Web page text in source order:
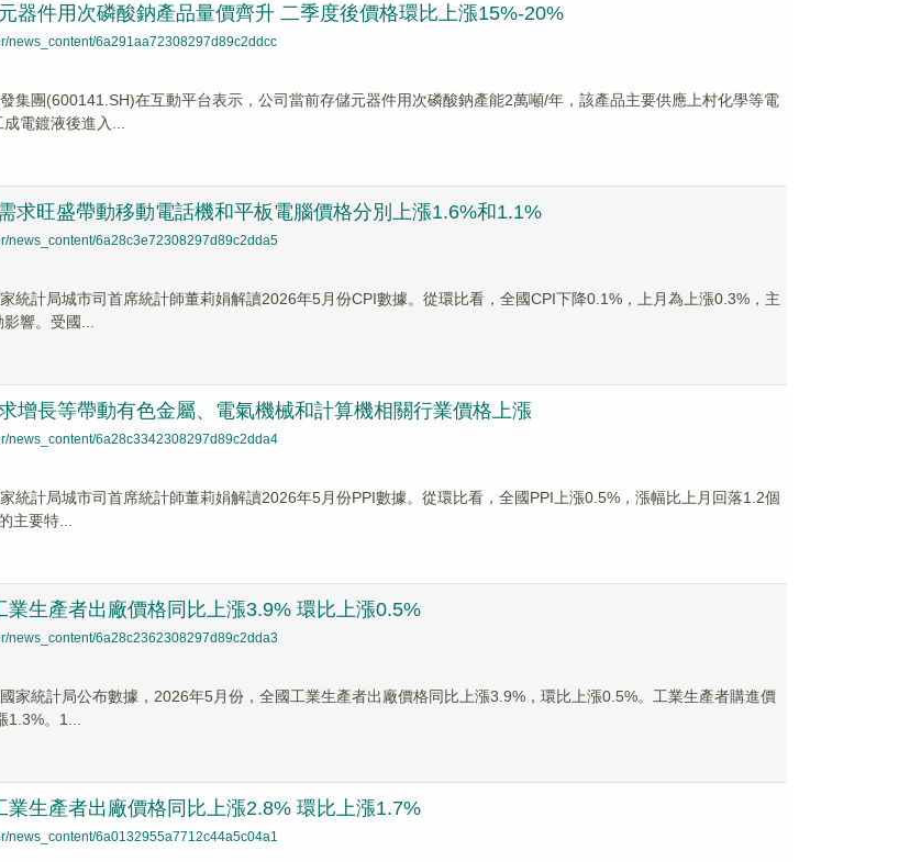
器件用次磷酸鈉產品量價齊升 二季度後價格環比上漲15%-20%
news_content/6a291aa72308297d89c2ddcc
發集團(600141.SH)在互動平台表示，公司當前存儲元器件用次磷酸鈉產能2萬噸/年，該產品主要供應上村化學等電
電鍍液後進入...
求旺盛帶動移動電話機和平板電腦價格分別上漲1.6%和1.1%
news_content/6a28c3e72308297d89c2dda5
統計局城市司首席統計師董莉娟解讀2026年5月份CPI數據。從環比看，全國CPI下降0.1%，上月為上漲0.3%，主
響。受國...
增長等帶動有色金屬、電氣機械和計算機相關行業價格上漲
news_content/6a28c3342308297d89c2dda4
統計局城市司首席統計師董莉娟解讀2026年5月份PPI數據。從環比看，全國PPI上漲0.5%，漲幅比上月回落1.2個
主要特...
業生產者出廠價格同比上漲3.9% 環比上漲0.5%
news_content/6a28c2362308297d89c2dda3
家統計局公布數據，2026年5月份，全國工業生產者出廠價格同比上漲3.9%，環比上漲0.5%。工業生產者購進價
。1...
業生產者出廠價格同比上漲2.8% 環比上漲1.7%
news_content/6a0132955a7712c44a5c04a1